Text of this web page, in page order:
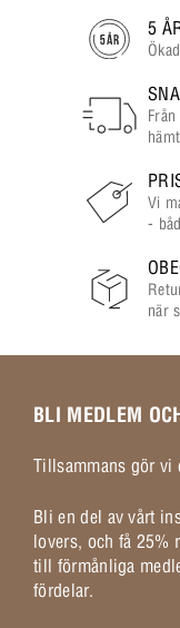
5
Vi
-
när
BLI MEDLEM
Tillsammans gör vi
Bli en del av vårt
lovers, och få 25%
till förmånliga
fördelar.